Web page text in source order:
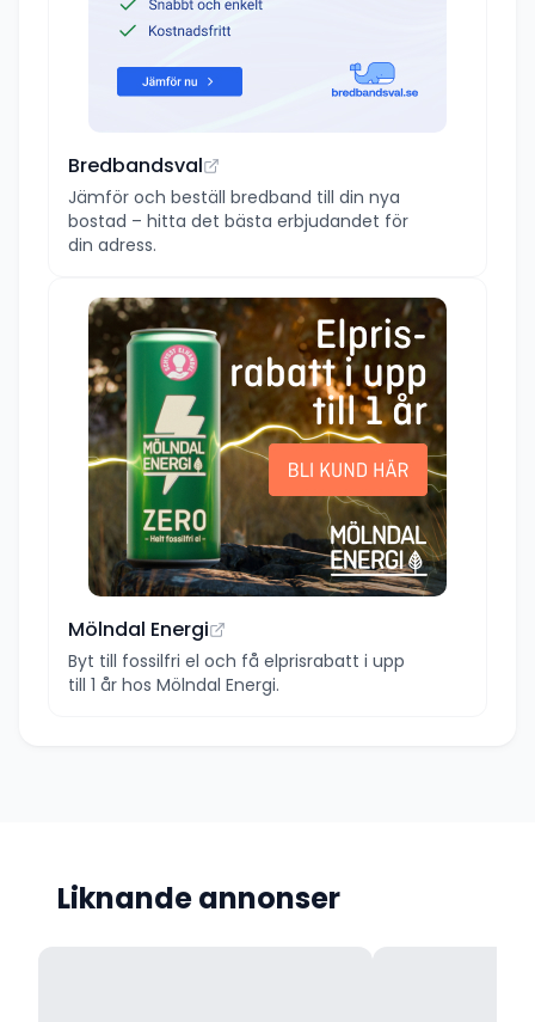
Bredbandsval
Jämför och beställ bredband till din nya
bostad – hitta det bästa erbjudandet för
din adress.
Mölndal Energi
Byt till fossilfri el och få elprisrabatt i upp
till 1 år hos Mölndal Energi.
Liknande annonser